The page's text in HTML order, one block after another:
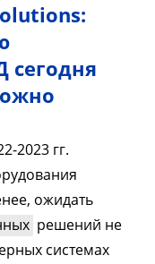
2023 гг.
ожидать
решений не
системах